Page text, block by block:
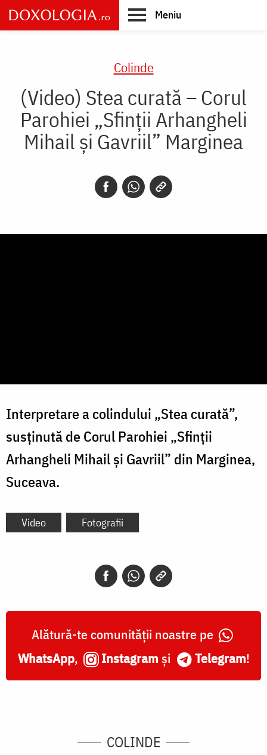
Skip
to
main
Meniu
Colinde
(Video) Stea curată – Corul
Parohiei „Sfinții Arhangheli
Mihail și Gavriil” Marginea
Interpretare a colindului „Stea curată”,
susținută de Corul Parohiei „Sfinții
Arhangheli Mihail și Gavriil” din Marginea,
Suceava.
Video Fotografii
Alătură-te comunității noastre pe
WhatsApp, Instagram și Telegram!
COLINDE